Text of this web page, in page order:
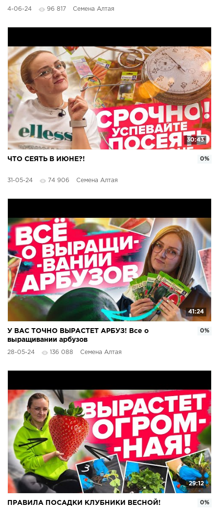
4-06-24 96 817 Семена Алтая
30:43
ЧТО СЕЯТЬ В ИЮНЕ?!
31-05-24 74 906 Семена Алтая
0%
41:24
У ВАС ТОЧНО ВЫРАСТЕТ АРБУЗ! Все о
выращивании арбузов
28-05-24 136 088 Семена Алтая
0%
29:12
ПРАВИЛА ПОСАДКИ КЛУБНИКИ ВЕСНОЙ! 0%